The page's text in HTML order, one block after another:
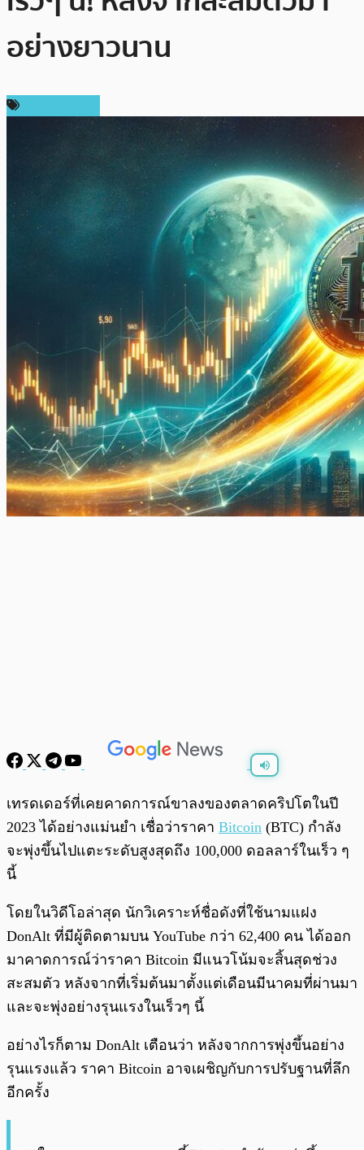
อย่างยาวนาน
พร้อมเล่น 0:00 / 0:00
เทรดเดอร์ที่เคยคาดการณ์ขาลงของตลาดคริปโตในปี
2023 ได้อย่างแม่นยำ เชื่อว่าราคา Bitcoin (BTC) กำลัง
จะพุ่งขึ้นไปแตะระดับสูงสุดถึง 100,000 ดอลลาร์ในเร็ว ๆ
นี้
โดยในวิดีโอล่าสุด นักวิเคราะห์ชื่อดังที่ใช้นามแฝง
DonAlt ที่มีผู้ติดตามบน YouTube กว่า 62,400 คน ได้ออก
มาคาดการณ์ว่าราคา Bitcoin มีแนวโน้มจะสิ้นสุดช่วง
สะสมตัว หลังจากที่เริ่มต้นมาตั้งแต่เดือนมีนาคมที่ผ่านมา
และจะพุ่งอย่างรุนแรงในเร็วๆ นี้
อย่างไรก็ตาม DonAlt เตือนว่า หลังจากการพุ่งขึ้นอย่าง
รุนแรงแล้ว ราคา Bitcoin อาจเผชิญกับการปรับฐานที่ลึก
อีกครั้ง